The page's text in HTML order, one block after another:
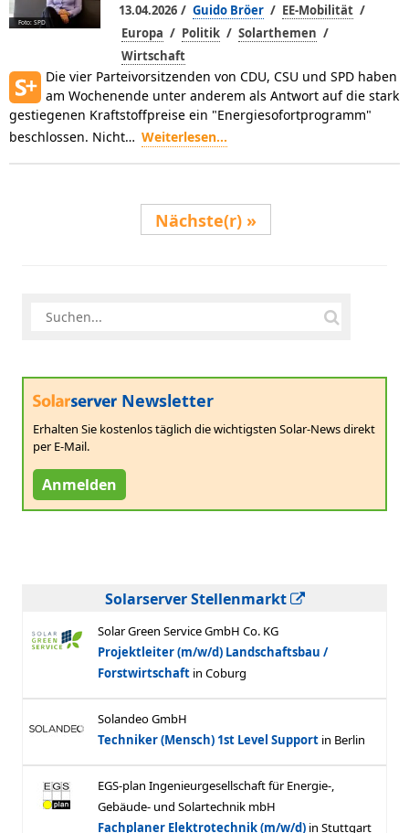
Foto: SPD
13.04.2026 / Guido Bröer / EE-Mobilität /
Europa / Politik / Solarthemen /
Wirtschaft
Die vier Parteivorsitzenden von CDU, CSU und SPD haben
am Wochenende unter anderem als Antwort auf die stark
gestiegenen Kraftstoffpreise ein "Energiesofortprogramm"
beschlossen. Nicht… Weiterlesen...
Nächste(r)
Newsletter
Erhalten Sie kostenlos täglich die wichtigsten Solar-News direkt
per E-Mail.
Anmelden
Solarserver Stellenmarkt